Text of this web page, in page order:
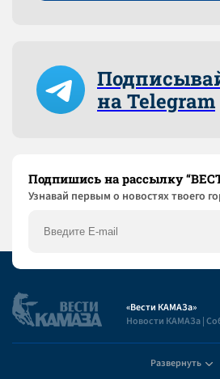
на Telegram
Подпишись на рассылку
Узнaвай первым о новостях твоего
«Вести КАМАЗа»
Новости КАМАЗа |
Развернуть